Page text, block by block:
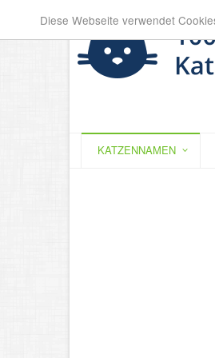
Diese Webseite verwendet
KATZENNAMEN